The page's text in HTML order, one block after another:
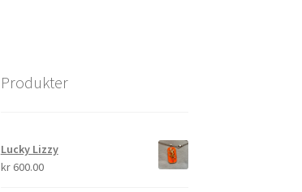
Produkter
Lucky Lizzy
kr600.00